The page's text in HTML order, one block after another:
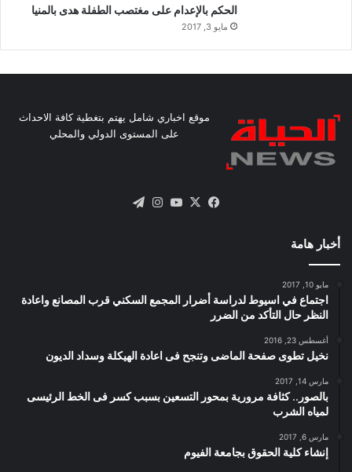
الحكم بالإعدام على مغتصب الطفلة هدى بالمنيا
مايو 3, 2017
موقع اخباري شامل يهتم بتغطية كافة الاحداث
على المستوى الدولي والمحلي
فيسبوك
X يوتيوبانستقرام
أخبار هامة
مايو 10, 2017
اجتماع في اسيوط لدراسة أضرار المجمع السكني قرب المصانع واعادة
النظر حال التأكد من الضرر
أغسطس 23, 2016
نخيل تطوى صفحة الماضى وتنجح فى اعادة الهيكلة وسداد الديون
مارس 14, 2017
بالصور.. كثافة مرورية بمحور التسعين بسبب كسر فى الخط الرئيسى
لمياه الشرب
مارس 6, 2017
إنشاء كلية الحقوق بجامعة الفيوم